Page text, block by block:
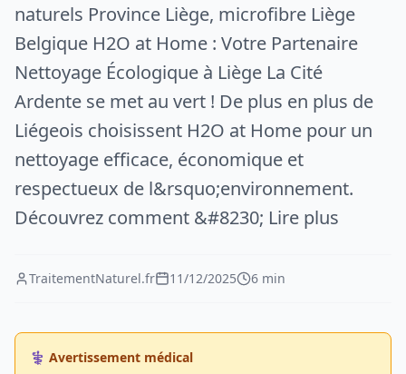
naturels Province Liège, microfibre Liège
Belgique H2O at Home : Votre Partenaire
Nettoyage Écologique à Liège La Cité
Ardente se met au vert ! De plus en plus de
Liégeois choisissent H2O at Home pour un
nettoyage efficace, économique et
respectueux de l&rsquo;environnement.
Découvrez comment &#8230; Lire plus
TraitementNaturel.fr 11/12/2025 6 min
⚕️ Avertissement médical